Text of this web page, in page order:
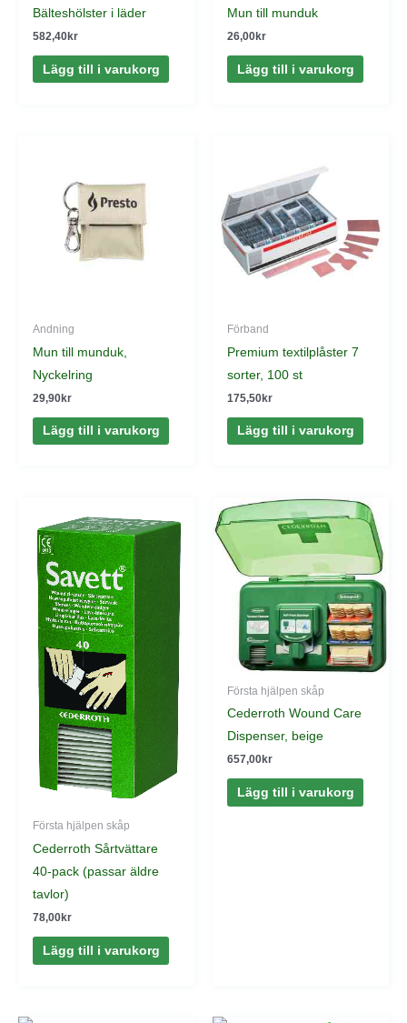
Bälteshölster i läder
582,40kr
Lägg till i varukorg
Mun till munduk
26,00kr
Lägg till i varukorg
Andning
Mun till munduk,
Nyckelring
29,90kr
Lägg till i varukorg
Förband
Premium textilplåster 7
sorter, 100 st
175,50kr
Lägg till i varukorg
Första hjälpen skåp
Cederroth Sårtvättare
40-pack (passar äldre
tavlor)
78,00kr
Lägg till i varukorg
Första hjälpen skåp
Cederroth Wound Care
Dispenser, beige
657,00kr
Lägg till i varukorg